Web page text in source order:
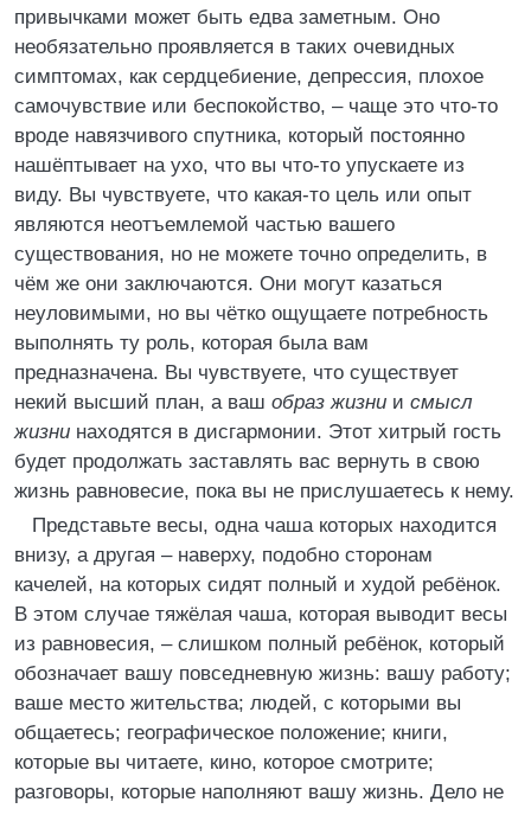
привычками может быть едва заметным. Оно
необязательно проявляется в таких очевидных
симптомах, как сердцебиение, депрессия, плохое
самочувствие или беспокойство, – чаще это что-то
вроде навязчивого спутника, который постоянно
нашёптывает на ухо, что вы что-то упускаете из
виду. Вы чувствуете, что какая-то цель или опыт
являются неотъемлемой частью вашего
существования, но не можете точно определить, в
чём же они заключаются. Они могут казаться
неуловимыми, но вы чётко ощущаете потребность
выполнять ту роль, которая была вам
предназначена. Вы чувствуете, что существует
некий высший план, а ваш образ жизни и смысл
жизни находятся в дисгармонии. Этот хитрый гость
будет продолжать заставлять вас вернуть в свою
жизнь равновесие, пока вы не прислушаетесь к нему.
Представьте весы, одна чаша которых находится
внизу, а другая – наверху, подобно сторонам
качелей, на которых сидят полный и худой ребёнок.
В этом случае тяжёлая чаша, которая выводит весы
из равновесия, – слишком полный ребёнок, который
обозначает вашу повседневную жизнь: вашу работу;
ваше место жительства; людей, с которыми вы
общаетесь; географическое положение; книги,
которые вы читаете, кино, которое смотрите;
разговоры, которые наполняют вашу жизнь. Дело не